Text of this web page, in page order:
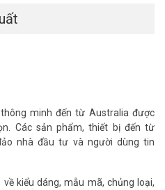
FL8097A-T (App
cư
thoại, khuôn mặt, vân tay, thẻ,
khóa cơ trong trường hợp khẩn
khi mở & đẩy ra khi khóa cửa. Có
Trái hoặc Phải.
sử dụng pin lên tới 06 tháng (tùy
minh đến từ Australia được
Các sản phẩm, thiết bị đến từ
nhà đầu tư và người dùng tin
kiểu dáng, mẫu mã, chủng loại,